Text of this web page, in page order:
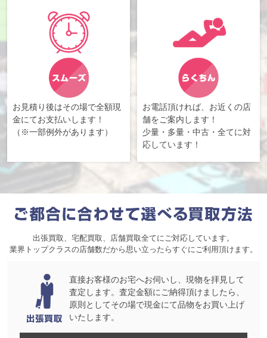
お見積り後はその場で全額現
金にてお支払いします！
（※一部例外があります）
お電話頂ければ、お近くの店
舗をご案内します！
少量・多量・中古・全てに対
応しています！
出張買取、宅配買取、店舗買取全てにご対応しています。
業界トップクラスの店舗数だから思い立ったらすぐにご利用頂けます。
直接お客様のお宅へお伺いし、現物を拝見して
査定します。査定金額にご納得頂けましたら、
原則としてその場で現金にて品物をお買い上げ
いたします。